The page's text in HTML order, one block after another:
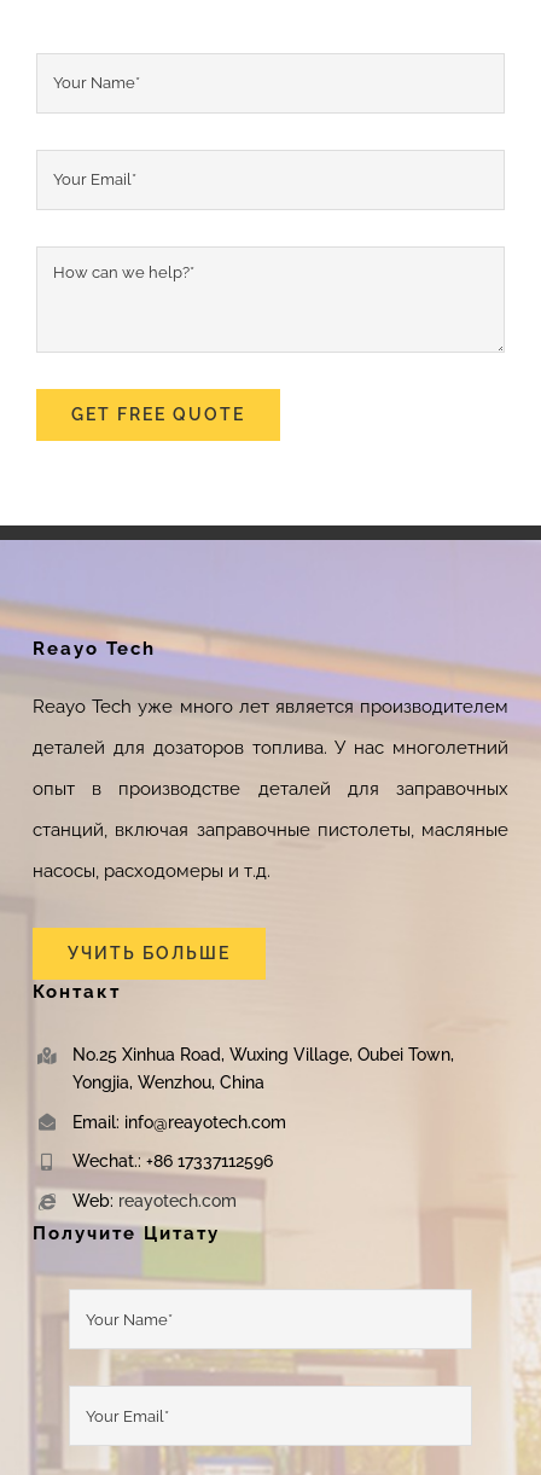
GET FREE QUOTE
Reayo Tech
Reayo Tech уже много лет является производителем
деталей для дозаторов топлива. У нас многолетний
опыт в производстве деталей для заправочных
станций, включая заправочные пистолеты, масляные
насосы, расходомеры и т.д.
УЧИТЬ БОЛЬШЕ
Контакт
No.25 Xinhua Road, Wuxing Village, Oubei Town,
Yongjia, Wenzhou, China
Email: info@reayotech.com
Wechat.: +86 17337112596
Web: reayotech.com
Получите Цитату